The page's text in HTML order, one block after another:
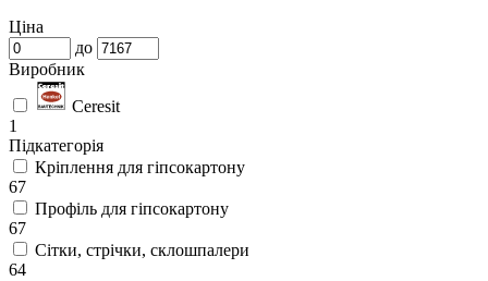
Ціна
до
Виробник
Ceresit
1
Підкатегорія
Кріплення для гіпсокартону
67
Профіль для гіпсокартону
67
Сітки, стрічки, склошпалери
64